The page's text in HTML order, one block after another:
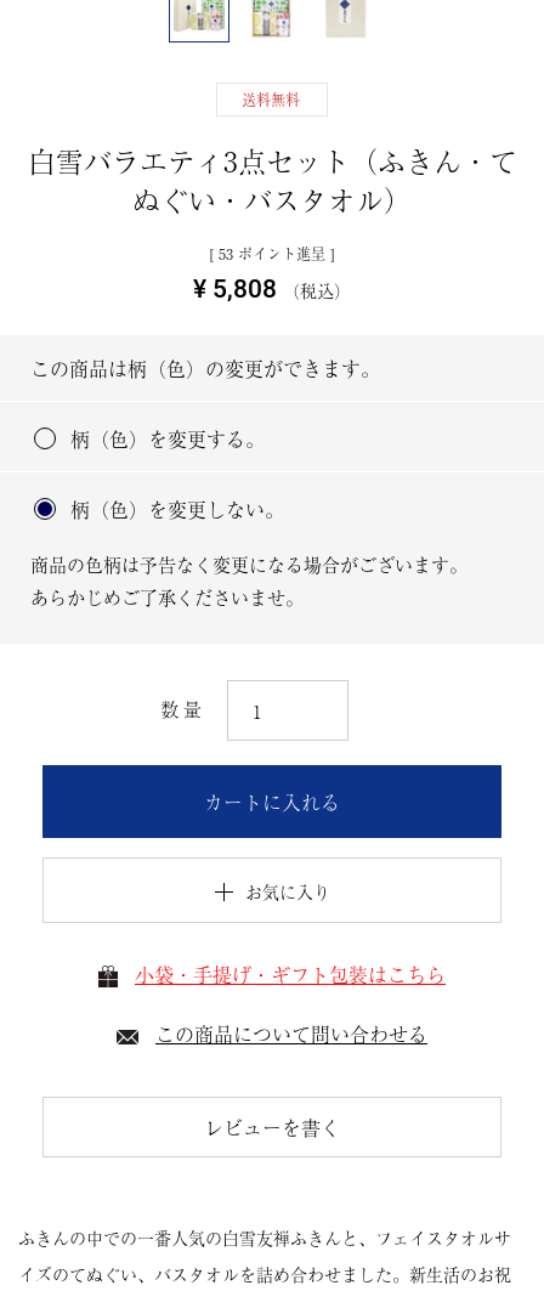
送料無料
白雪バラエティ3点セット（ふきん・て
ぬぐい・バスタオル）
[ 53 ポイント進呈 ]
¥ 5,808 税込
この商品は柄（色）の変更ができます。
柄（色）を変更する。
柄（色）を変更しない。
商品の色柄は予告なく変更になる場合がございます。
あらかじめご了承くださいませ。
お気に入り
カートに入れる
小袋・手提げ・ギフト包装はこちら
この商品について問い合わせる
レビューを書く
ふきんの中での一番人気の白雪友禅ふきんと、フェイスタオルサ
イズのてぬぐい、バスタオルを詰め合わせました。新生活のお祝